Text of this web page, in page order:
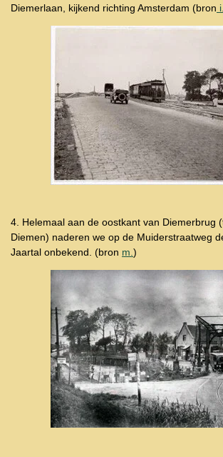
Diemerlaan, kijkend richting Amsterdam (bron i.
4. Helemaal aan de oostkant van Diemerbrug
Diemen) naderen we op de Muiderstraatweg
Jaartal onbekend. (bron m. )